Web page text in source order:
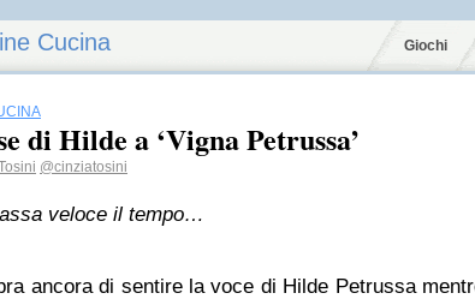
Cucina Giochi
di Hilde a ‘Vigna Petrussa’
@cinziatosini
veloce il tempo…
ancora di sentire la voce di Hilde Petrussa